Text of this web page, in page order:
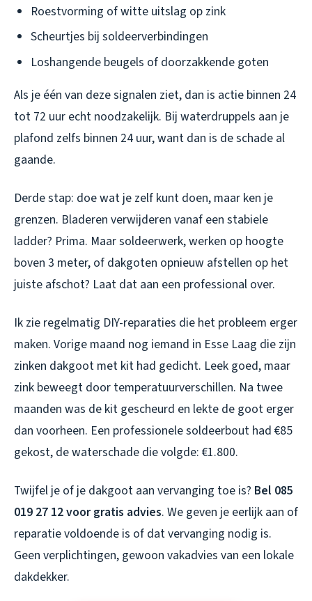
Roestvorming of witte uitslag op zink
Scheurtjes bij soldeerverbindingen
Loshangende beugels of doorzakkende goten
Als je één van deze signalen ziet, dan is actie binnen 24
tot 72 uur echt noodzakelijk. Bij waterdruppels aan je
plafond zelfs binnen 24 uur, want dan is de schade al
gaande.
Derde stap: doe wat je zelf kunt doen, maar ken je
grenzen. Bladeren verwijderen vanaf een stabiele
ladder? Prima. Maar soldeerwerk, werken op hoogte
boven 3 meter, of dakgoten opnieuw afstellen op het
juiste afschot? Laat dat aan een professional over.
Ik zie regelmatig DIY-reparaties die het probleem erger
maken. Vorige maand nog iemand in Esse Laag die zijn
zinken dakgoot met kit had gedicht. Leek goed, maar
zink beweegt door temperatuurverschillen. Na twee
maanden was de kit gescheurd en lekte de goot erger
dan voorheen. Een professionele soldeerbout had €85
gekost, de waterschade die volgde: €1.800.
Twijfel je of je dakgoot aan vervanging toe is? Bel 085
019 27 12 voor gratis advies. We geven je eerlijk aan of
reparatie voldoende is of dat vervanging nodig is.
Geen verplichtingen, gewoon vakadvies van een lokale
dakdekker.